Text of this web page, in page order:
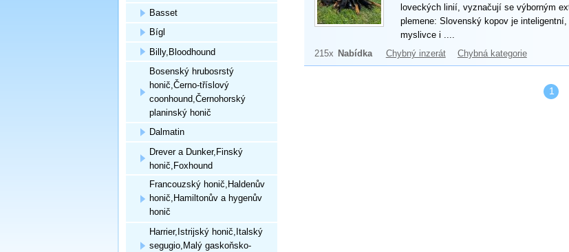
loveckých linií, vyznačují se výborným
plemene: Slovenský kopov je
myslivce i ....
215x Nabídka Chybný inzerát Chybná kategorie
1
Basset
Bígl
Billy,Bloodhound
Bosenský hrubosrstý
honič,Černo-tříslový
coonhound,Černohorský
planinský honič
Dalmatin
Drever a Dunker,Finský
honič,Foxhound
Francouzský honič,Haldenův
honič,Hamiltonův a hygenův
honič
Harrier,Istrijský honič,Italský
segugio,Malý gaskoňsko-